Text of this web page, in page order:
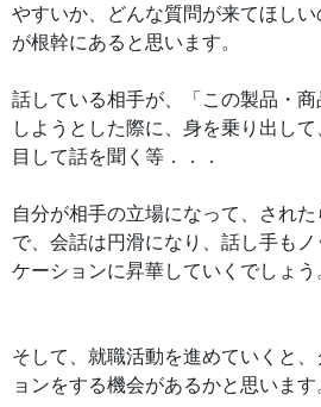
やすいか、どんな質問が来てほし
が根幹にあると思います。
話している相手が、「この製品・
しようとした際に、身を乗り出し
目して話を聞く等．．．
自分が相手の立場になって、され
で、会話は円滑になり、話し手も
ケーションに昇華していくでしょう
そして、就職活動を進めていくと
ョンをする機会があるかと思います